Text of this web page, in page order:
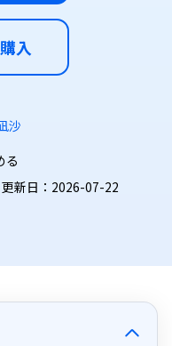
入
沙
る
更新日：2026-07-22